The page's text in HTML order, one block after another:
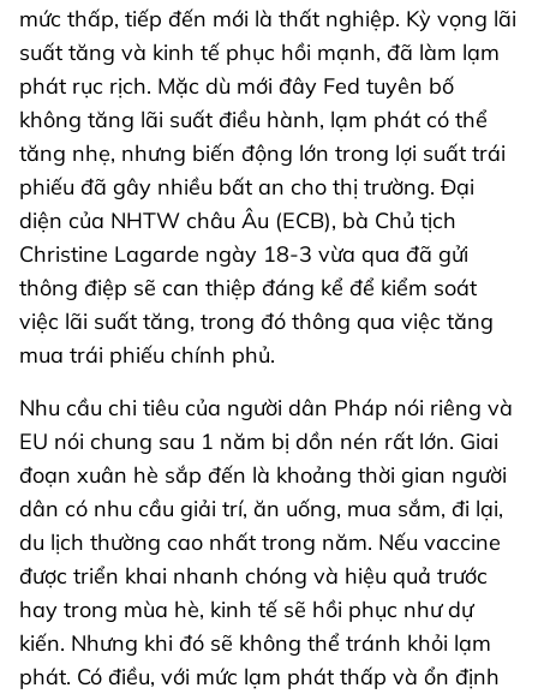
mức thấp, tiếp đến mới là thất nghiệp. Kỳ vọng lãi
suất tăng và kinh tế phục hồi mạnh, đã làm lạm
phát rục rịch. Mặc dù mới đây Fed tuyên bố
không tăng lãi suất điều hành, lạm phát có thể
tăng nhẹ, nhưng biến động lớn trong lợi suất trái
phiếu đã gây nhiều bất an cho thị trường. Đại
diện của NHTW châu Âu (ECB), bà Chủ tịch
Christine Lagarde ngày 18-3 vừa qua đã gửi
thông điệp sẽ can thiệp đáng kể để kiểm soát
việc lãi suất tăng, trong đó thông qua việc tăng
mua trái phiếu chính phủ.
Nhu cầu chi tiêu của người dân Pháp nói riêng và
EU nói chung sau 1 năm bị dồn nén rất lớn. Giai
đoạn xuân hè sắp đến là khoảng thời gian người
dân có nhu cầu giải trí, ăn uống, mua sắm, đi lại,
du lịch thường cao nhất trong năm. Nếu vaccine
được triển khai nhanh chóng và hiệu quả trước
hay trong mùa hè, kinh tế sẽ hồi phục như dự
kiến. Nhưng khi đó sẽ không thể tránh khỏi lạm
phát. Có điều, với mức lạm phát thấp và ổn định